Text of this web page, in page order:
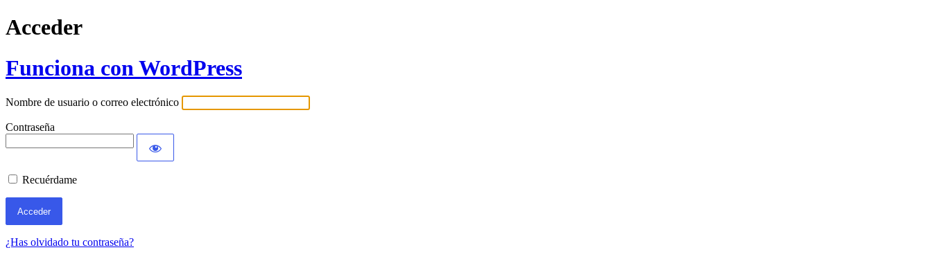
Acceder
Funciona con WordPress
Nombre de usuario o correo electrónico
Contraseña
Recuérdame
¿Has olvidado tu contraseña?